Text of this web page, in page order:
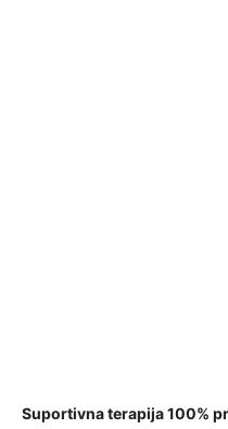
Suportivna terapija 100%